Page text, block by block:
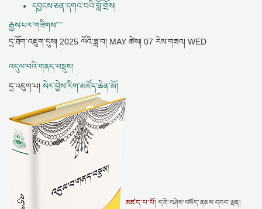
དབྱངས་ཅན་དགའ་བའི་བློ་གྲོས།
རྒྱས་པར་གཟིགས་་་་
དྲ་ཐོག་འཇུག་དུས། 2025 ལོའི་ཟླ་བ། MAY ཚེས། 07 རེས་གཟའ། WED
འདུལ་བའི་གནད་བསྡུས།
དྲ་འཇུག་པ། སེར་བྱེས་རིག་མཛོད་ཆེན་མོ།
མཛད་པ་པོ། དགེ་བཤེས་བསོད་ནམས་དབང་ལྡན།